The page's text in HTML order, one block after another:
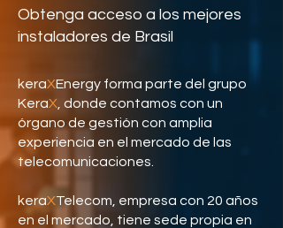
Obtenga acceso a los mejores
instaladores de Brasil
keraXEnergy forma parte del grupo
KeraX , donde contamos con un
órgano de gestión con amplia
experiencia en el mercado de las
telecomunicaciones.
keraXTelecom, empresa con 20 años
en el mercado, tiene sede propia en